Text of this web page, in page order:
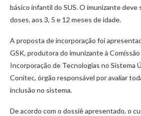
básico infantil do SUS. O imunizante deve
doses, aos 3, 5 e 12 meses de idade.
A proposta de incorporação foi
GSK, produtora do imunizante à
Incorporação de Tecnologias no Sistema
Conitec, órgão responsável por avaliar
inclusão no sistema.
De acordo com o dossiê apresentado, o